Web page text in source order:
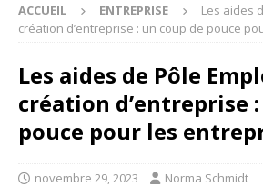
ACCUEIL ENTREPRISE
Les aides
création d’entreprise : un coup de pouce
Les aides de Pôle
création d’entreprise
pouce pour les
novembre 29, 2023 Norma Schmidt